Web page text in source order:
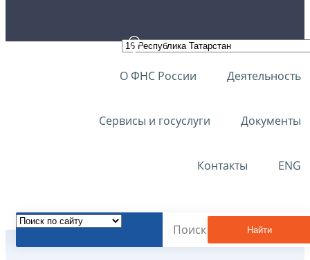
О ФНС России Деятельность
Сервисы и госуслуги Документы
Контакты ENG
Найти